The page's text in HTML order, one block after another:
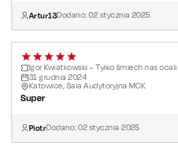
Artur13Dodano:02 stycznia 2025
Igor Kwiatkowski – Tylko śmiech nas ocali
31 grudnia 2024
Katowice, Sala Audytoryjna MCK
Super
PiotrDodano:02 stycznia 2025